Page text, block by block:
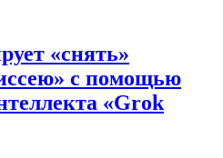
«снять»
с помощью
«Grok